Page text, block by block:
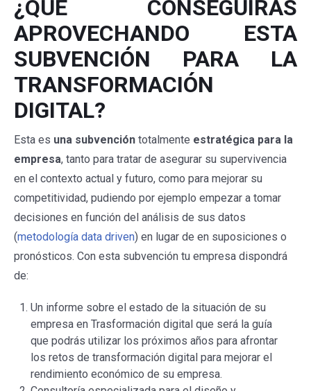
¿QUÉ CONSEGUIRÁS
APROVECHANDO ESTA
SUBVENCIÓN PARA LA
TRANSFORMACIÓN
DIGITAL?
Esta es una subvención totalmente estratégica para la
empresa, tanto para tratar de asegurar su supervivencia
en el contexto actual y futuro, como para mejorar su
competitividad, pudiendo por ejemplo empezar a tomar
decisiones en función del análisis de sus datos
(metodología data driven) en lugar de en suposiciones o
pronósticos. Con esta subvención tu empresa dispondrá
de:
Un informe sobre el estado de la situación de su
empresa en Trasformación digital que será la guía
que podrás utilizar los próximos años para afrontar
los retos de transformación digital para mejorar el
rendimiento económico de su empresa.